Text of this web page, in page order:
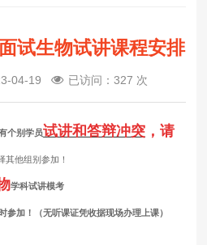
试生物试讲课程安排
04-19 已访问：327 次
个别学员试讲和答辩冲突 ，请
其他组别参加！
学科试讲模考
参加！（无听课证凭收据现场办理上课）